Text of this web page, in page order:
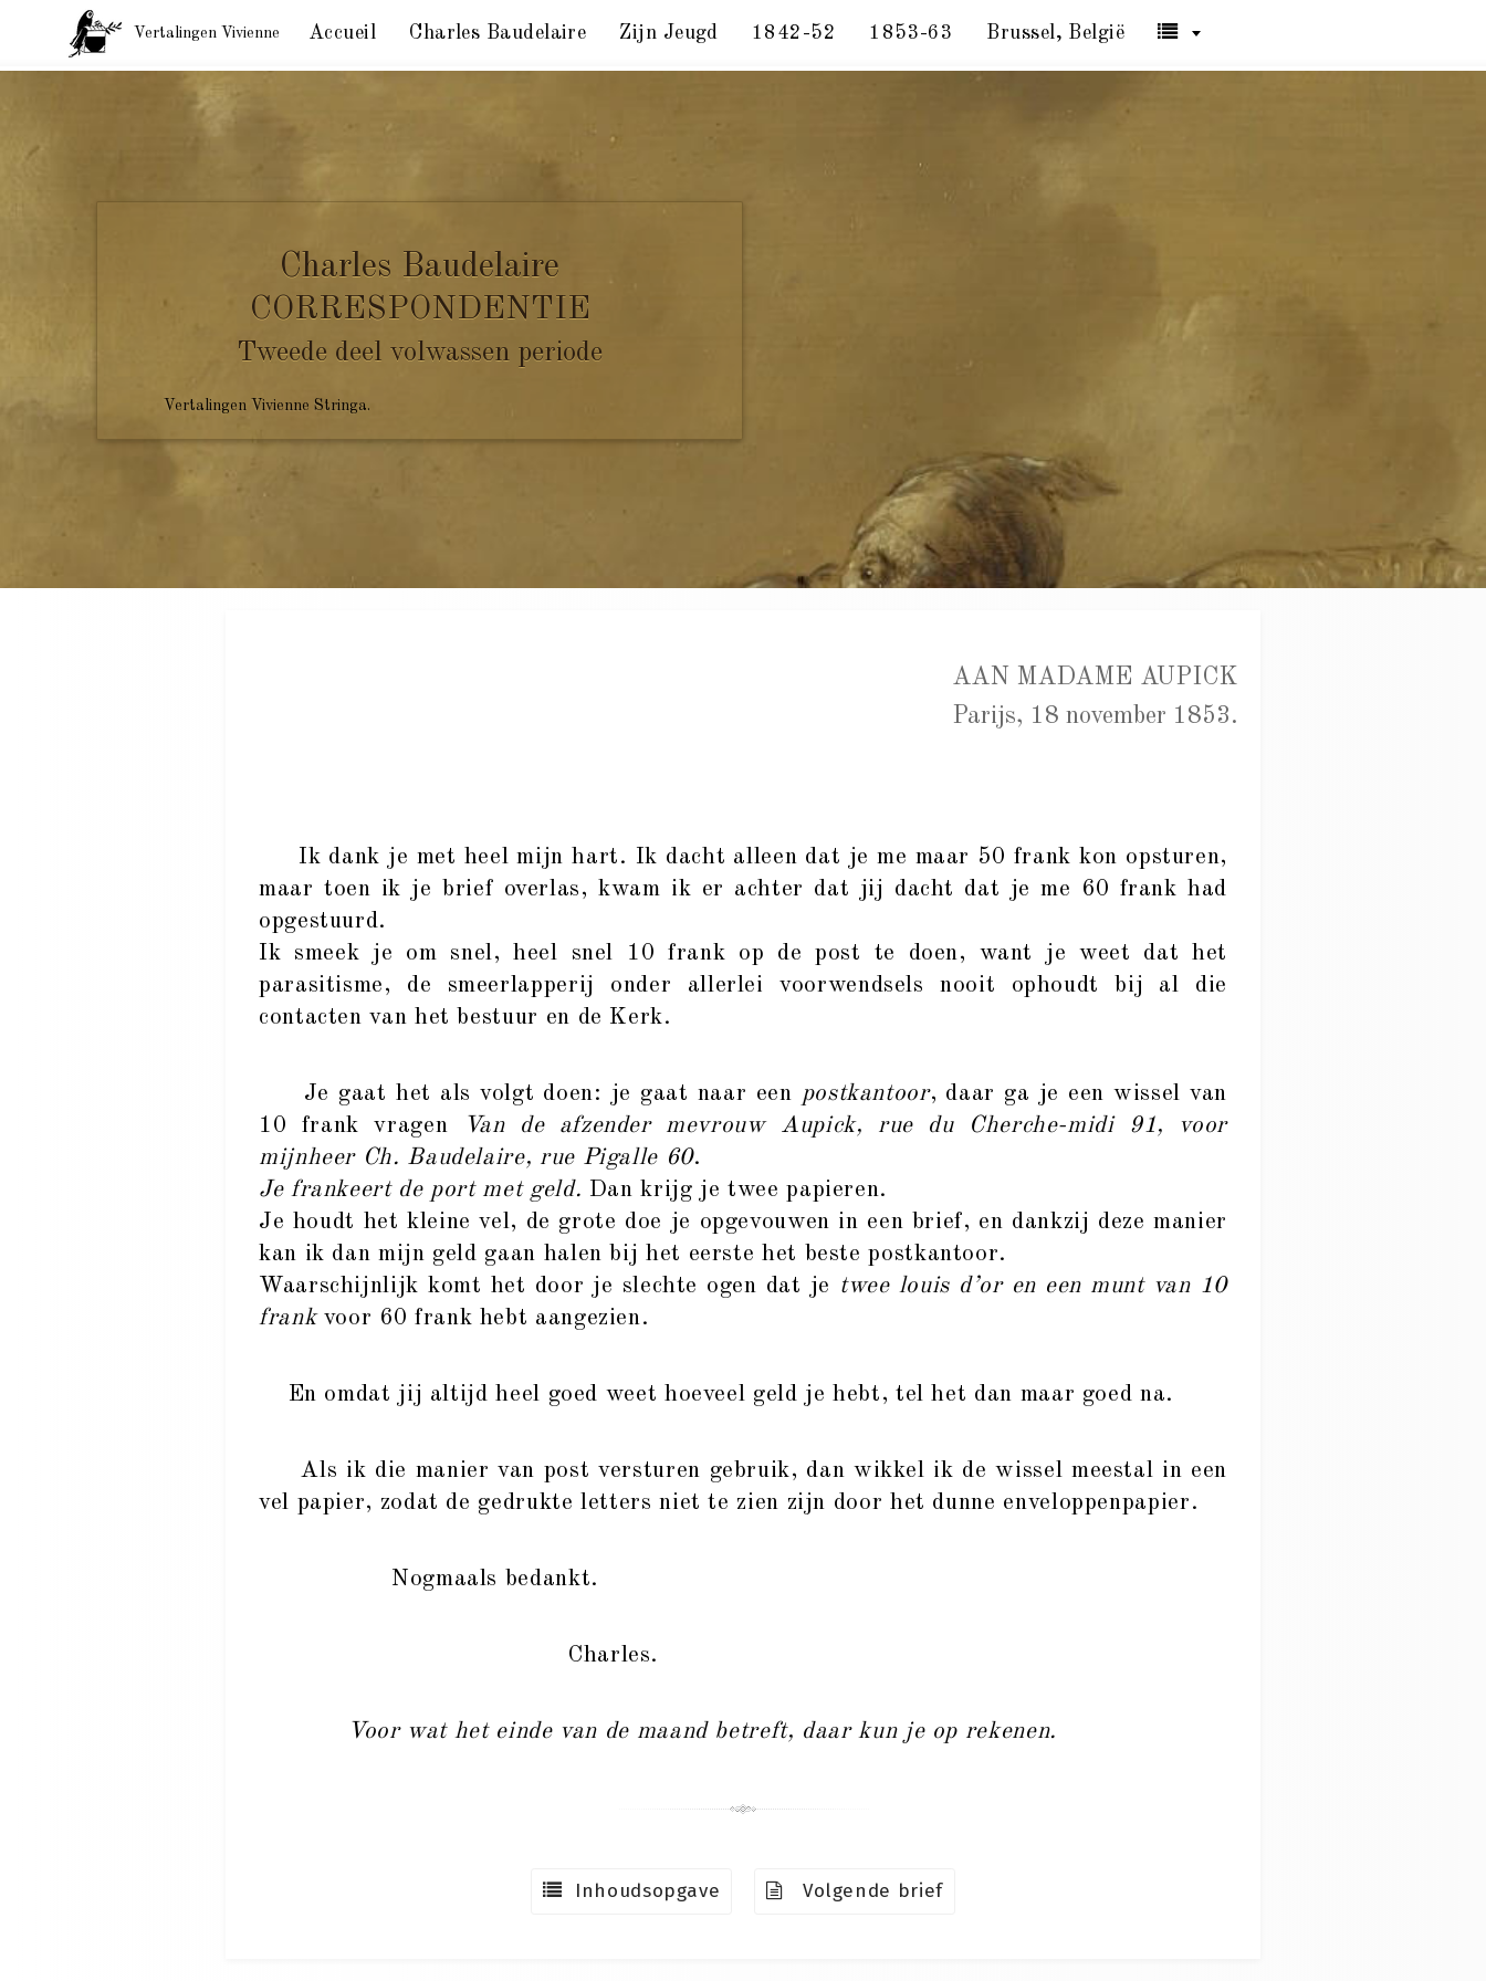
Vertalingen Vivienne Accueil Charles Baudelaire Zijn Jeugd 1842-52 1853-63 Brussel, België
Charles Baudelaire
CORRESPONDENTIE
Tweede deel volwassen periode
Vertalingen Vivienne Stringa.
AAN MADAME AUPICK
Parijs, 18 november 1853.
Ik dank je met heel mijn hart. Ik dacht alleen dat je me maar 50 frank kon opsturen,
maar toen ik je brief overlas, kwam ik er achter dat jij dacht dat je me 60 frank had
opgestuurd.
Ik smeek je om snel, heel snel 10 frank op de post te doen, want je weet dat het
parasitisme, de smeerlapperij onder allerlei voorwendsels nooit ophoudt bij al die
contacten van het bestuur en de Kerk.
Je gaat het als volgt doen: je gaat naar een postkantoor, daar ga je een wissel van
10 frank vragen
Van de afzender mevrouw Aupick, rue du Cherche-midi 91, voor
mijnheer Ch. Baudelaire, rue Pigalle 60.
Je frankeert de port met geld. Dan krijg je twee papieren.
Je houdt het kleine vel, de grote doe je opgevouwen in een brief, en dankzij deze manier
kan ik dan mijn geld gaan halen bij het eerste het beste postkantoor.
Waarschijnlijk komt het door je slechte ogen dat je twee louis d’or en een munt van 10
frankvoor 60 frank hebt aangezien.
En omdat jij altijd heel goed weet hoeveel geld je hebt, tel het dan maar goed na.
Als ik die manier van post versturen gebruik, dan wikkel ik de wissel meestal in een
vel papier, zodat de gedrukte letters niet te zien zijn door het dunne enveloppenpapier.
Nogmaals bedankt.
Charles.
Voor wat het einde van de maand betreft, daar kun je op rekenen.
Inhoudsopgave Volgende brief